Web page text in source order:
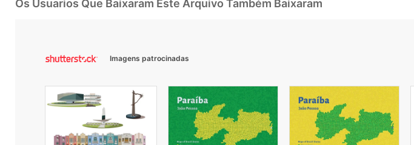
Os Usuarios Que Baixaram Este Arquivo Também Baixaram
Imagens patrocinadas